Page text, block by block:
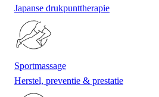
Japanse drukpunttherapie
Sportmassage
Herstel, preventie & prestatie